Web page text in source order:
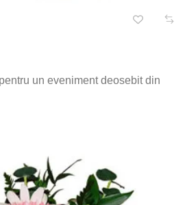
un eveniment deosebit din